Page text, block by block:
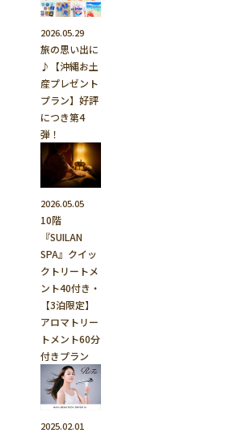
2026.05.29
旅の思い出に
♪【沖縄お土
産プレゼント
プラン】好評
につき第4
弾！
2026.05.05
10階
『SUILAN
SPA』クイッ
クトリートメ
ント40付き・
【3泊限定】
アロマトリー
トメント60分
付きプラン
2025.02.01